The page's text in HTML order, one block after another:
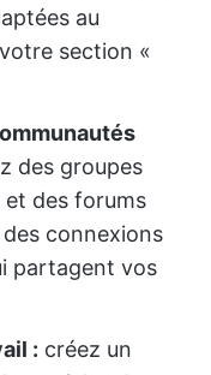
au
section «
des groupes
et des forums
connexions
partagent vos
: créez un